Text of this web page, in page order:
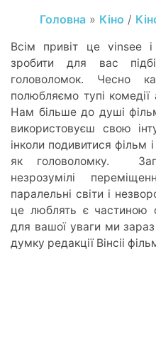
Головна » Кіно /
Всім привіт це vinsee
зробити для вас
головоломок. Чесно
полюбляємо тупі комедії
Нам більше до душі
використовуєш свою
інколи подивитися фільм
як головоломку.
незрозумілі
паралельні світи і
це люблять є частиною
для вашої уваги ми
думку редакції Вінсіі